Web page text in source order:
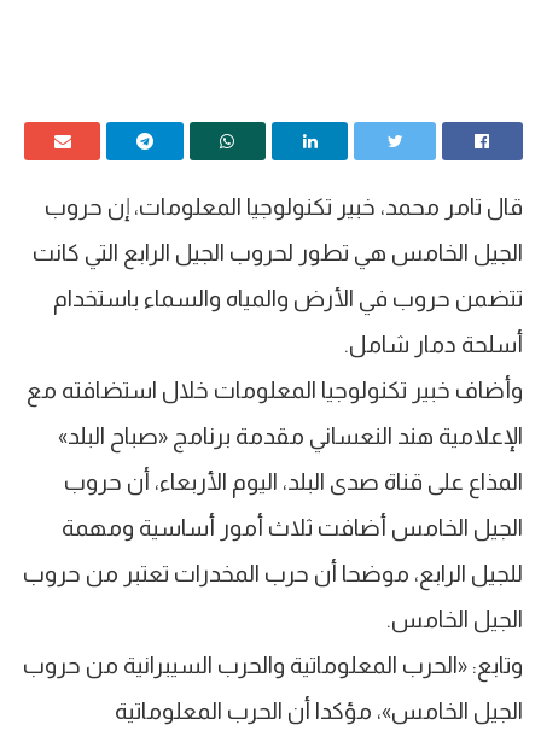
قال تامر محمد، خبير تكنولوجيا المعلومات، إن حروب
الجيل الخامس هي تطور لحروب الجيل الرابع التي كانت
تتضمن حروب في الأرض والمياه والسماء باستخدام
أسلحة دمار شامل.
وأضاف خبير تكنولوجيا المعلومات خلال استضافته مع
الإعلامية هند النعساني مقدمة برنامج «صباح البلد»
المذاع على قناة صدى البلد، اليوم الأربعاء، أن حروب
الجيل الخامس أضافت ثلاث أمور أساسية ومهمة
للجيل الرابع، موضحا أن حرب المخدرات تعتبر من حروب
الجيل الخامس.
وتابع: «الحرب المعلوماتية والحرب السيبرانية من حروب
الجيل الخامس»، مؤكدا أن الحرب المعلوماتية